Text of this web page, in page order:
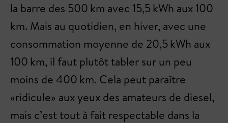
la barre des 500 km avec 15,5 kWh aux 100
km. Mais au quotidien, en hiver, avec une
consommation moyenne de 20,5 kWh aux
100 km, il faut plutôt tabler sur un peu
moins de 400 km. Cela peut paraître
«ridicule» aux yeux des amateurs de diesel,
mais c’est tout à fait respectable dans la